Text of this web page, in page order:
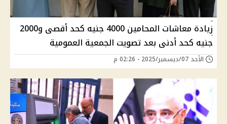
زيادة معاشات المحامين 4000 جنيه كحد أقصى و2000
جنيه كحد أدنى بعد تصويت الجمعية العمومية
الأحد 07/ديسمبر/2025 - 02:26 م